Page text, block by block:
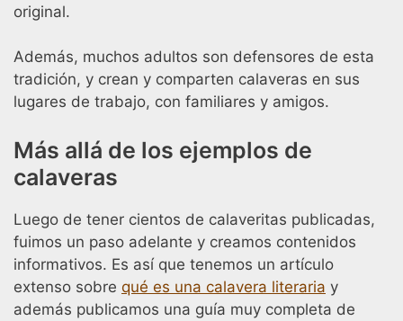
original.
Además, muchos adultos son defensores de esta
tradición, y crean y comparten calaveras en sus
lugares de trabajo, con familiares y amigos.
Más allá de los ejemplos de
calaveras
Luego de tener cientos de calaveritas publicadas,
fuimos un paso adelante y creamos contenidos
informativos. Es así que tenemos un artículo
extenso sobre qué es una calavera literaria y
además publicamos una guía muy completa de